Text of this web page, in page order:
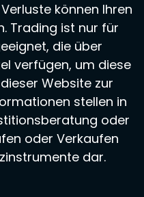
können Ihren
Trading ist nur für
die über
verfügen, um diese
Website zur
stellen in
oder
oder Verkaufen
dar.